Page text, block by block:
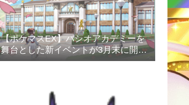
【ポケマスEX】パシオアカデミーを
舞台とした新イベントが3月末に開催
予定！